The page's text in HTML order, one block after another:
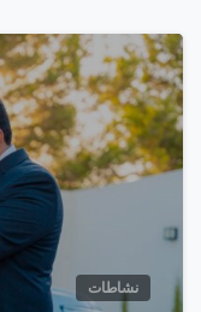
نشاطات